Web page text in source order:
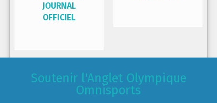
JOURNAL
OFFICIEL
Soutenir l'Anglet Olympique
Omnisports